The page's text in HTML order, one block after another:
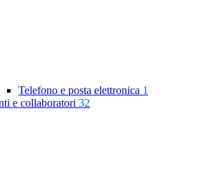
Telefono e posta elettronica 1
e collaboratori 32